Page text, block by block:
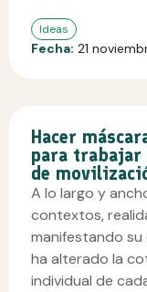
Ideas
Fecha: 21
Hacer
para trabajar
de
A lo largo y
contextos,
manifestando
ha alterado la
individual de